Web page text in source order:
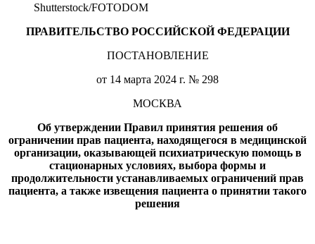
Shutterstoсk/FOTODOM
ПРАВИТЕЛЬСТВО РОССИЙСКОЙ ФЕДЕРАЦИИ
ПОСТАНОВЛЕНИЕ
от 14 марта 2024 г. № 298
МОСКВА
Об утверждении Правил принятия решения об
ограничении прав пациента, находящегося в медицинской
организации, оказывающей психиатрическую помощь в
стационарных условиях, выбора формы и
продолжительности устанавливаемых ограничений прав
пациента, а также извещения пациента о принятии такого
решения